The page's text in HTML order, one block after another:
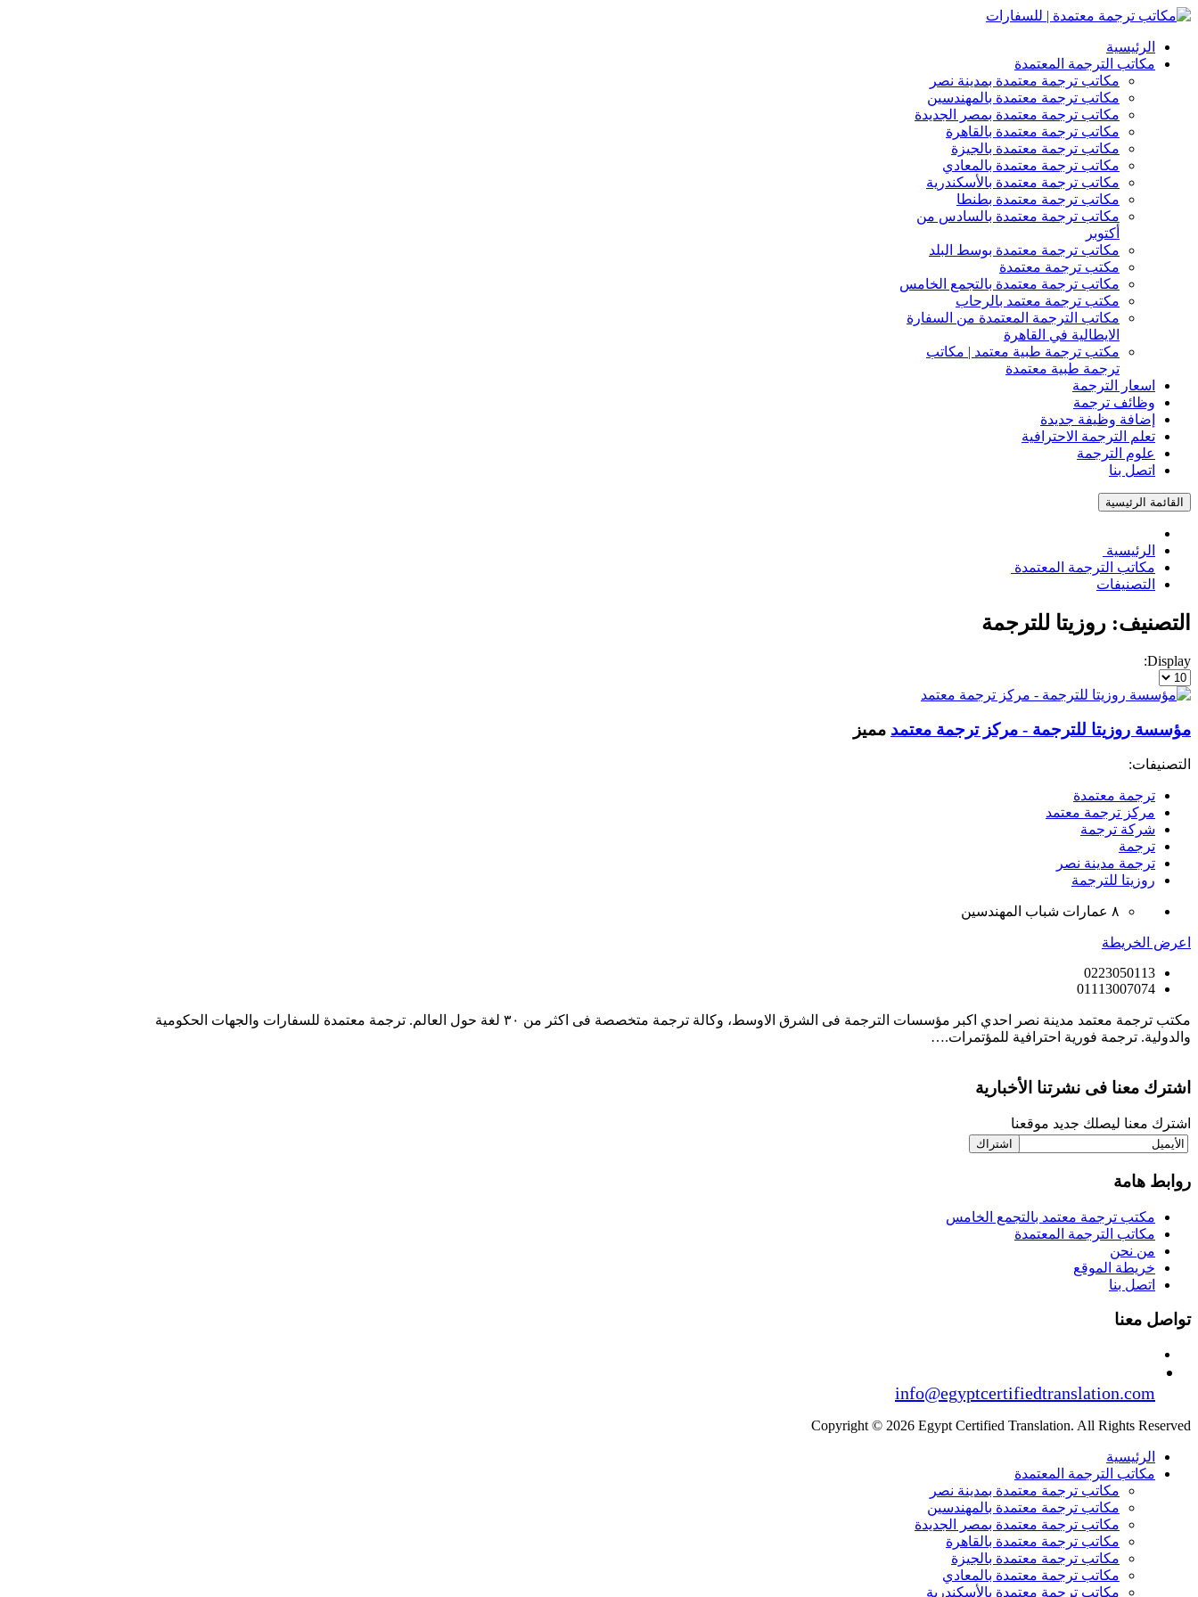
الرئيسية
مكاتب الترجمة المعتمدة
مكاتب ترجمة معتمدة بمدينة نصر
مكاتب ترجمة معتمدة بالمهندسين
مكاتب ترجمة معتمدة بمصر الجديدة
مكاتب ترجمة معتمدة بالقاهرة
مكاتب ترجمة معتمدة بالجيزة
مكاتب ترجمة معتمدة بالمعادي
مكاتب ترجمة معتمدة بالأسكندرية
مكاتب ترجمة معتمدة بطنطا
مكاتب ترجمة معتمدة بالسادس من
أكتوبر
مكاتب ترجمة معتمدة بوسط البلد
مكتب ترجمة معتمدة
مكاتب ترجمة معتمدة بالتجمع الخامس
مكتب ترجمة معتمد بالرحاب
مكاتب الترجمة المعتمدة من السفارة
الايطالية في القاهرة
مكتب ترجمة طبية معتمد | مكاتب
ترجمة طبية معتمدة
اسعار الترجمة
وظائف ترجمة
إضافة وظيفة جديدة
تعلم الترجمة الاحترافية
علوم الترجمة
اتصل بنا
القائمة الرئيسية
الرئيسية
مكاتب الترجمة المعتمدة
التصنيفات
التصنيف: روزيتا للترجمة
Display:
مؤسسة روزيتا للترجمة - مركز ترجمة معتمد مميز
التصنيفات:
ترجمة معتمدة
مركز ترجمة معتمد
شركة ترجمة
ترجمة
ترجمة مدينة نصر
روزيتا للترجمة
٨ عمارات شباب المهندسين
اعرض الخريطة
0223050113
01113007074
مكتب ترجمة معتمد مدينة نصر احدي اكبر مؤسسات الترجمة فى الشرق الاوسط، وكالة ترجمة متخصصة فى اكثر من ٣٠ لغة حول العالم. ترجمة معتمدة للسفارات والجهات الحكومية
والدولية. ترجمة فورية احترافية للمؤتمرات.…
اشترك معنا فى نشرتنا الأخبارية
اشترك معنا ليصلك جديد موقعنا
روابط هامة
مكتب ترجمة معتمد بالتجمع الخامس
مكاتب الترجمة المعتمدة
من نحن
خريطة الموقع
اتصل بنا
تواصل معنا
info@egyptcertifiedtranslation.com
Copyright © 2026 Egypt Certified Translation. All Rights Reserved
الرئيسية
مكاتب الترجمة المعتمدة
مكاتب ترجمة معتمدة بمدينة نصر
مكاتب ترجمة معتمدة بالمهندسين
مكاتب ترجمة معتمدة بمصر الجديدة
مكاتب ترجمة معتمدة بالقاهرة
مكاتب ترجمة معتمدة بالجيزة
مكاتب ترجمة معتمدة بالمعادي
مكاتب ترجمة معتمدة بالأسكندرية